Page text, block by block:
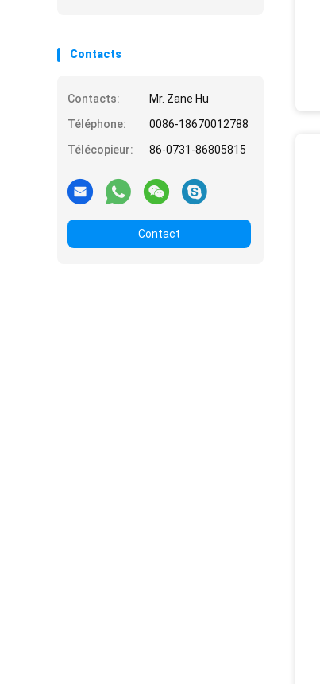
Contacts
Contacts:
Mr. Zane Hu
Téléphone:
0086-18670012788
Télécopieur:
86-0731-86805815
Contact